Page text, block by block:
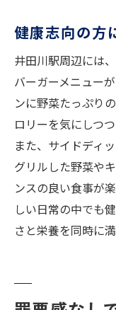
健康志向の方
井田川駅周辺には
バーガーメニュー
ンに野菜たっぷり
ロリーを気にしつ
また、サイドディ
グリルした野菜や
ンスの良い食事が
しい日常の中でも
さと栄養を同時に